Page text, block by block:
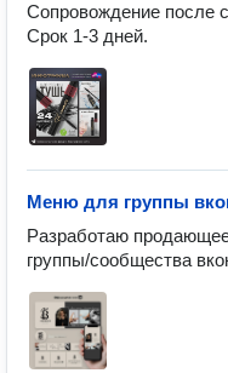
Сопровождение после
Срок 1-3 дней.
Меню для группы
Разработаю
группы/сообщества